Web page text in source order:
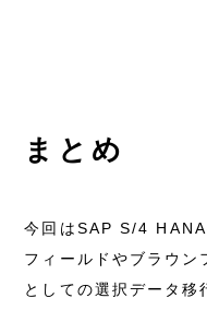
まとめ
今回はSAP S/4 HANA
フィールドやブラウン
としての選択データ移